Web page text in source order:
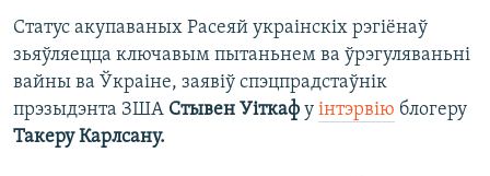
Статус акупаваных Расеяй украінскіх рэгіёнаў
зьяўляецца ключавым пытаньнем ва ўрэгуляваньні
вайны ва Ўкраіне, заявіў спэцпрадстаўнік
прэзыдэнта ЗША Стывен Уіткаф у інтэрвію блогеру
Такеру Карлсану.